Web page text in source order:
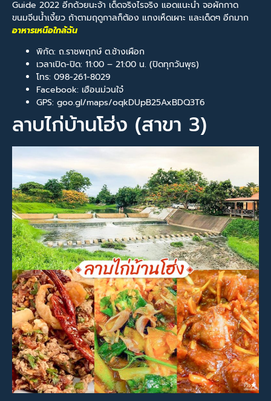
Guide 2022 อีกด้วยนะจ้า เด็ดจริงไรจริง แอดแนะนำ จอผักกาด
ขนมจีนน้ำเงี้ยว ถ้าตามฤดูกาลก็ต้อง แกงเห็ดเผาะ และเด็ดๆ อีกมาก
อาหารเหนือใกล้ฉัน
พิกัด: ถ.ราชพฤกษ์ ต.ช้างเผือก
เวลาเปิด-ปิด: 11:00 – 21:00 น. (ปิดทุกวันพุธ)
โทร: 098-261-8029
Facebook: เฮือนม่วนใจ๋
GPS: goo.gl/maps/oqkDUpB25AxBDQ3T6
ลาบไก่บ้านโฮ่ง (สาขา 3)